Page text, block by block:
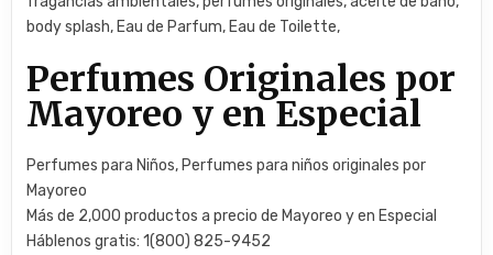
body splash, Eau de Parfum, Eau de Toilette,
Perfumes Originales por
Mayoreo y en Especial
Perfumes para Niños, Perfumes para niños originales por
Mayoreo
Más de 2,000 productos a precio de Mayoreo y en Especial
Háblenos gratis: 1(800) 825-9452